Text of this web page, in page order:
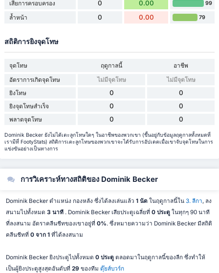
เสียการครอบครอง 0 0.00 99
ล้ำหน้า 0 0.00 79
สถิติการยิงจุดโทษ
จุดโทษ ฤดูกาลนี้
อาชีพ
อัตราการเกิดจุดโทษ
ไม่มีจุดโทษ
ไม่มีจุดโทษ
ยิงโทษ
0 0
ยิงจุดโทษสำเร็จ 0 0
พลาดจุดโทษ 0 0
Dominik Becker ยังไม่ได้เตะลูกโทษใดๆ ในอาชีพของพวกเขา (ขึ้นอยู่กับข้อมูลฤดูกาลทั้งหมดที่
เรามีที่ FootyStats) สถิติการเตะลูกโทษของพวกเขาจะได้รับการอัปเดตเมื่อเขาจับจุดโทษในการ
แข่งขันอย่างเป็นทางการ
การวิเคราะห์ทางสถิติของ Dominik Becker
Dominik Becker ตำแหน่ง กองหลัง ซึ่งได้ลงเล่นแล้ว 1 นัดในฤดูกาลนี้ใน 3. ลีกา, ลง
สนามไปทั้งหมด 3 นาที . Dominik Becker เสียประตูเฉลี่ยที่ 0 ประตูในทุกๆ 90 นาที
ที่ลงสนาม อัตราคลีนชีทของเขาอยู่ที่ 0%. ซึ่งหมายความว่า Dominik Becker มีสถิติ
คลีนชีทที่ 0 จาก 1ที่ได้ลงสนาม
Dominik Becker ยิงประตูไปทั้งหมด 0 ประตูตลอดมาในฤดูกาลนี้ของลีก ซึ่งทำให้
เป็นผู้ยิงประตูสูงสุดอันดับที่ 29 ของทีม ดุ๊ยส์บวร์ก